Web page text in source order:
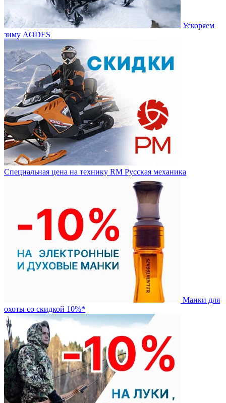
Ускоряем
зиму AODES
Специальная цена на технику RM Русская механика
Манки для
охоты со скидкой 10%*